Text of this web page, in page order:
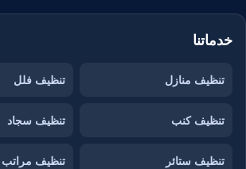
خدماتنا
تنظيف منازل تنظيف فلل
تنظيف كنب تنظيف سجاد
تنظيف ستائر تنظيف مراتب